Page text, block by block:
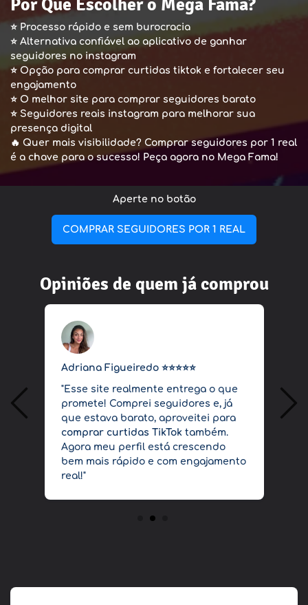
⭐ Processo rápido e sem burocracia
⭐ Alternativa confiável ao aplicativo de ganhar
seguidores no instagram
⭐ Opção para comprar curtidas tiktok e fortalecer seu
engajamento
⭐ O melhor site para comprar seguidores barato
⭐ Seguidores reais instagram para melhorar sua
presença digital
🔥 Quer mais visibilidade? Comprar seguidores por 1 real
é a chave para o sucesso! Peça agora no Mega Fama!
Aperte no botão
COMPRAR SEGUIDORES POR 1 REAL
Opiniões de quem já comprou
Adriana Figueiredo ⭐⭐⭐⭐⭐
"Esse site realmente entrega o que
promete! Comprei seguidores e, já
que estava barato, aproveitei para
comprar curtidas TikTok também.
Agora meu perfil está crescendo
bem mais rápido e com engajamento
real!"